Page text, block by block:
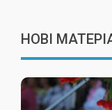
НОВІ